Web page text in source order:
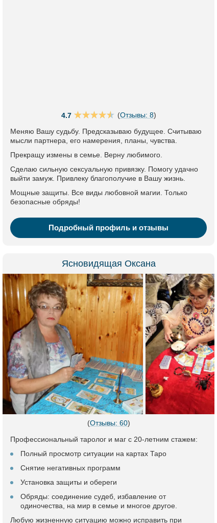
4.7 (Отзывы: 8)
Меняю Вашу судьбу. Предсказываю будущее. Считываю
мысли партнера, его намерения, планы, чувства.
Прекращу измены в семье. Верну любимого.
Сделаю сильную сексуальную привязку. Помогу удачно
выйти замуж. Привлеку благополучие в Вашу жизнь.
Мощные защиты. Все виды любовной магии. Только
безопасные обряды!
Подробный профиль и отзывы
Ясновидящая Оксана
(Отзывы: 60)
Профессиональный таролог и маг с 20-летним стажем:
Полный просмотр ситуации на картах Таро
Снятие негативных программ
Установка защиты и обереги
Обряды: соединение судеб, избавление от
одиночества, на мир в семье и многое другое.
Любую жизненную ситуацию можно исправить при